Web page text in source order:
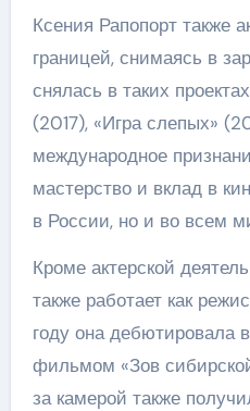
Ксения Рапопорт также
границей, снимаясь в
снялась в таких
(2017), «Игра слепых»
международное
мастерство и вклад в
в России, но и во всем
Кроме актерской
также работает как
году она дебютировала
фильмом «Зов
за камерой также